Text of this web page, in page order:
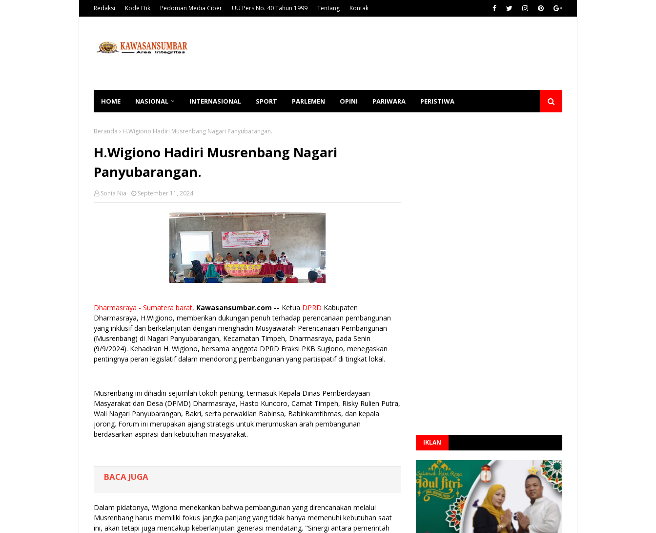
Redaksi Kode Etik Pedoman Media Ciber UU Pers No. 40 Tahun 1999 Tentang Kontak
HOME NASIONAL INTERNASIONAL SPORT PARLEMEN OPINI PARIWARA PERISTIWA
Beranda H.Wigiono Hadiri Musrenbang Nagari Panyubarangan.
H.Wigiono Hadiri Musrenbang Nagari
Panyubarangan.
Sonia Nia September 11, 2024
Dharmasraya - Sumatera barat, Kawasansumbar.com -- Ketua DPRD Kabupaten
Dharmasraya, H.Wigiono, memberikan dukungan penuh terhadap perencanaan pembangunan
yang inklusif dan berkelanjutan dengan menghadiri Musyawarah Perencanaan Pembangunan
(Musrenbang) di Nagari Panyubarangan, Kecamatan Timpeh, Dharmasraya, pada Senin
(9/9/2024). Kehadiran H. Wigiono, bersama anggota DPRD Fraksi PKB Sugiono, menegaskan
pentingnya peran legislatif dalam mendorong pembangunan yang partisipatif di tingkat lokal.
Musrenbang ini dihadiri sejumlah tokoh penting, termasuk Kepala Dinas Pemberdayaan
Masyarakat dan Desa (DPMD) Dharmasraya, Hasto Kuncoro, Camat Timpeh, Risky Rulien Putra,
Wali Nagari Panyubarangan, Bakri, serta perwakilan Babinsa, Babinkamtibmas, dan kepala
jorong. Forum ini merupakan ajang strategis untuk merumuskan arah pembangunan
berdasarkan aspirasi dan kebutuhan masyarakat.
BACA JUGA
Dalam pidatonya, Wigiono menekankan bahwa pembangunan yang direncanakan melalui
Musrenbang harus memiliki fokus jangka panjang yang tidak hanya memenuhi kebutuhan saat
ini, akan tetapi juga mencakup keberlanjutan generasi mendatang. "Sinergi antara pemerintah
IKLAN